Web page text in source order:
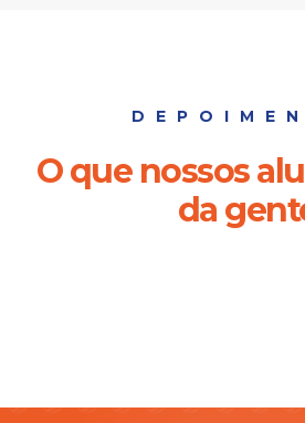
O que nossos
da